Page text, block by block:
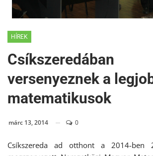
HÍREK
Csíkszeredában
versenyeznek a
matematikusok
márc 13, 2014 0
Csíkszereda ad otthont a 2014-ben